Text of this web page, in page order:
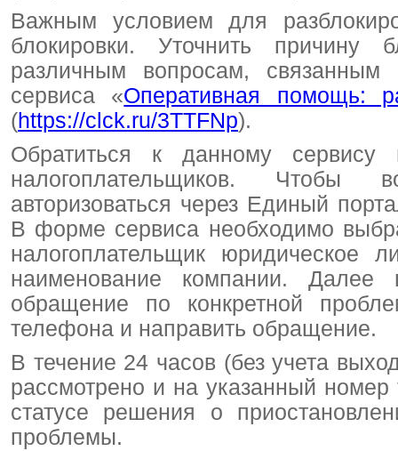
Важным условием для
блокировки. Уточнить причину
различным вопросам,
сервиса «Оперативная помощь:
(https://clck.ru/3TTFNp).
Обратиться к данному
налогоплательщиков. Чтобы
авторизоваться через Единый
В форме сервиса необходимо
налогоплательщик юридическое
наименование компании. Далее
обращение по конкретной
телефона и направить обращение.
В течение 24 часов (без учета
рассмотрено и на указанный
статусе решения о
проблемы.